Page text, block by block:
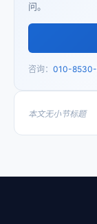
问。
咨询： 010-
本文无小节标题